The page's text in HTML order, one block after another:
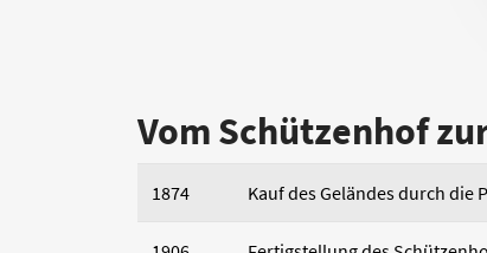
Vom Schützenhof
1874 Kauf des Geländes durch die